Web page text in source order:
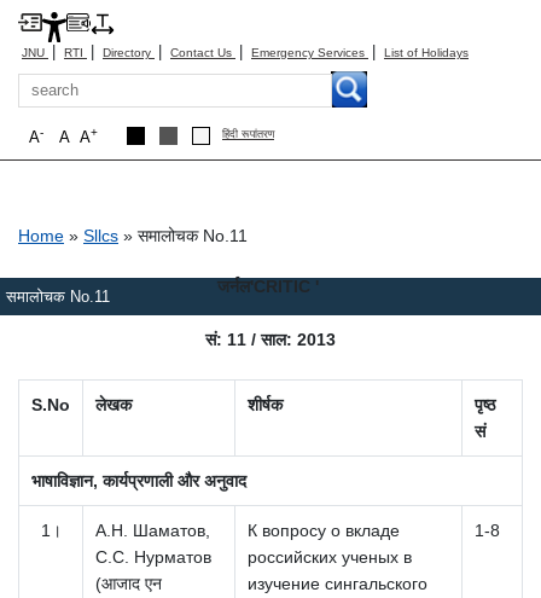
JNU | RTI | Directory | Contact Us | Emergency Services | List of Holidays
Search
A+
A
A- हिंदी रूपांतरण
समालोचक No.11
Breadcrumb
Home Sllcs समालोचक No.11
जर्नल'CRITIC '
सं: 11 / साल: 2013
S.No लेखक शीर्षक
पृष्ठ
सं
भाषाविज्ञान, कार्यप्रणाली और अनुवाद
1। А.Н. Шаматов,
С.С. Нурматов
(आजाद एन
К вопросу о вкладе
российских ученых в
изучение сингальского
1-8